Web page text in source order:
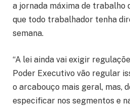
a jornada máxima de trabalho
que todo trabalhador tenha
semana.
“A lei ainda vai exigir
Poder Executivo vão regular
o arcabouço mais geral, mas,
especificar nos segmentos e